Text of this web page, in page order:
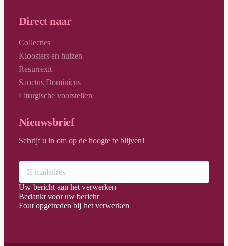
Direct naar
Collecties
Kloosters en huizen
Resurrexit
Sanctus Dominicus
Liturgische voorstellen
Nieuwsbrief
Schrijf u in om op de hoogte te blijven!
Uw bericht aan het verwerken
Bedankt voor uw bericht
Fout opgetreden bij het verwerken